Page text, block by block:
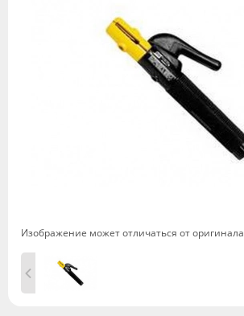
Изображение может отличаться от оригинала